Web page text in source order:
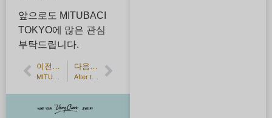
앞으로도 MITUBACI
TOKYO에 많은 관심
부탁드립니다.